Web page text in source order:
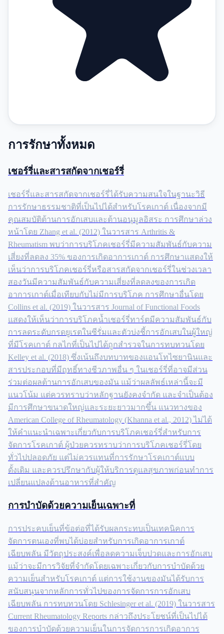
การรักษาทั้งหมด
เชอร์รี่และสารสกัดจากเชอร์รี่
เชอร์รี่และสารสกัดจากเชอร์รี่ได้รับความสนใจในฐานะวิธี
การรักษาธรรมชาติที่เป็นไปได้สำหรับโรคเกาต์ เนื่องจากมี
คุณสมบัติต้านการอักเสบและต้านอนุมูลอิสระ การศึกษาล่วง
หน้าโดย Zhang et al. (2012) ในวารสาร Arthritis &
Rheumatism พบว่าการบริโภคเชอร์รี่มีความสัมพันธ์กับความ
เสี่ยงที่ลดลง 35% ของการเกิดอาการเกาต์ การศึกษาแสดงให้
เห็นว่าการบริโภคเชอร์รี่หรือสารสกัดจากเชอร์รี่ในช่วงเวลา
สองวันมีความสัมพันธ์กับความเสี่ยงที่ลดลงของการเกิด
อาการเกาต์เมื่อเทียบกับไม่มีการบริโภค การศึกษาอื่นโดย
Collins et al. (2019) ในวารสาร Journal of Functional Foods
แสดงให้เห็นว่าการบริโภคน้ำเชอร์รี่ทาร์ตมีความสัมพันธ์กับ
การลดระดับกรดยูเรตในซีรั่มและตัวบ่งชี้การอักเสบในผู้ใหญ่
ที่มีโรคเกาต์ กลไกที่เป็นไปได้ถูกสำรวจในการทบทวนโดย
Kelley et al. (2018) ซึ่งเน้นถึงบทบาทของแอนโทไซยานินและ
สารประกอบที่มีฤทธิ์ทางชีวภาพอื่น ๆ ในเชอร์รี่ที่อาจมีส่วน
ร่วมต่อผลต้านการอักเสบของมัน แม้ว่าผลลัพธ์เหล่านี้จะมี
แนวโน้ม แต่ควรทราบว่าหลักฐานยังคงจำกัด และจำเป็นต้อง
มีการศึกษาขนาดใหญ่และระยะยาวมากขึ้น แนวทางของ
American College of Rheumatology (Khanna et al., 2012) ไม่ได้
ให้คำแนะนำเฉพาะเกี่ยวกับการบริโภคเชอร์รี่สำหรับการ
จัดการโรคเกาต์ ผู้ป่วยควรทราบว่าการบริโภคเชอร์รี่โดย
ทั่วไปปลอดภัย แต่ไม่ควรแทนที่การรักษาโรคเกาต์แบบ
ดั้งเดิม และควรปรึกษากับผู้ให้บริการดูแลสุขภาพก่อนทำการ
เปลี่ยนแปลงด้านอาหารที่สำคัญ
การบำบัดด้วยความเย็นเฉพาะที่
การประคบเย็นที่ข้อต่อที่ได้รับผลกระทบเป็นเทคนิคการ
จัดการตนเองที่พบได้บ่อยสำหรับการเกิดอาการเกาต์
เฉียบพลัน มีวัตถุประสงค์เพื่อลดความเจ็บปวดและการอักเสบ
แม้ว่าจะมีการวิจัยที่จำกัดโดยเฉพาะเกี่ยวกับการบำบัดด้วย
ความเย็นสำหรับโรคเกาต์ แต่การใช้งานของมันได้รับการ
สนับสนุนจากหลักการทั่วไปของการจัดการการอักเสบ
เฉียบพลัน การทบทวนโดย Schlesinger et al. (2019) ในวารสาร
Current Rheumatology Reports กล่าวถึงประโยชน์ที่เป็นไปได้
ของการบำบัดด้วยความเย็นในการจัดการการเกิดอาการ